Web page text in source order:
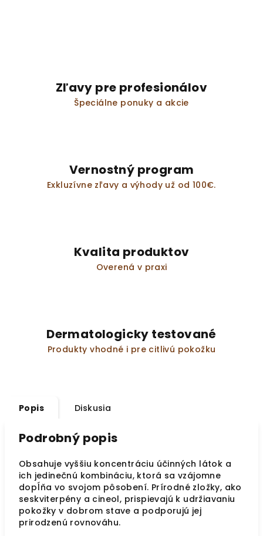
Zľavy pre profesionálov
Špeciálne ponuky a akcie
Vernostný program
Exkluzívne zľavy a výhody už od 100€.
Kvalita produktov
Overená v praxi
Dermatologicky testované
Produkty vhodné i pre citlivú pokožku
Popis Diskusia
Podrobný popis
Obsahuje vyššiu koncentráciu účinných látok a
ich jedinečnú kombináciu, ktorá sa vzájomne
dopĺňa vo svojom pôsobení. Prírodné zložky, ako
seskviterpény a cineol, prispievajú k udržiavaniu
pokožky v dobrom stave a podporujú jej
prirodzenú rovnováhu.